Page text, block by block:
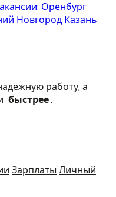
Оренбург
Новгород Казань
работу, а
быстрее.
Зарплаты Личный